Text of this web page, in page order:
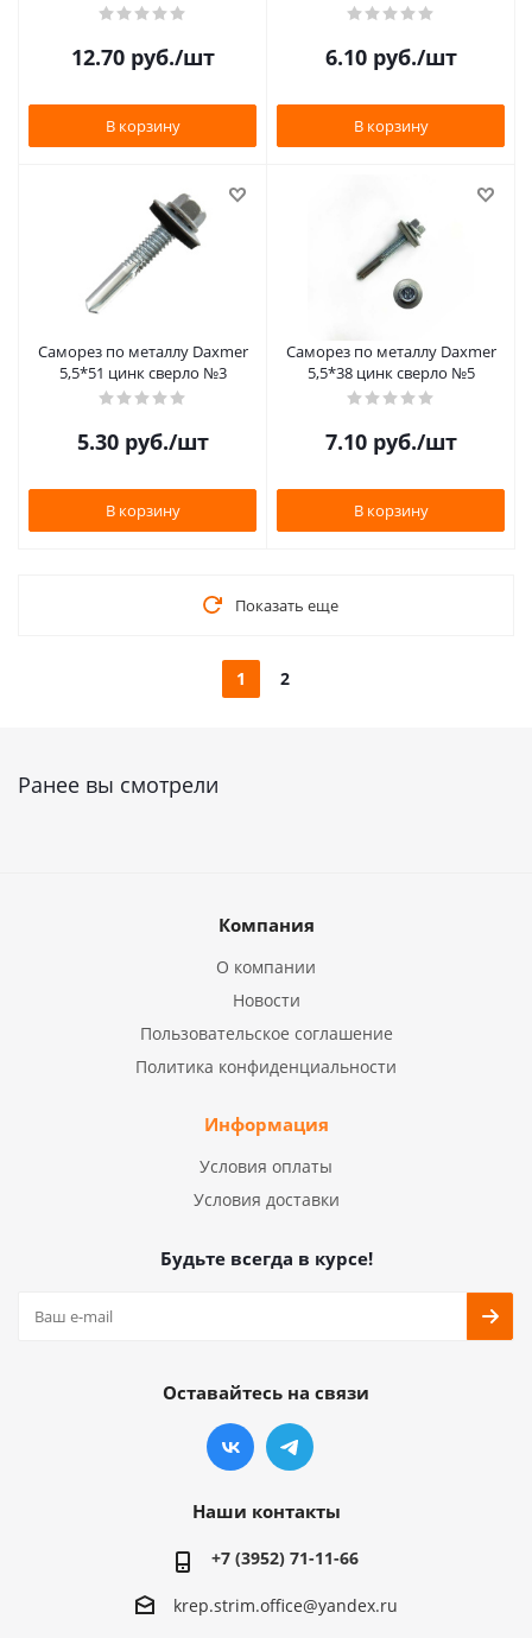
12.70руб./шт
В корзину
6.10руб./шт
В корзину
Саморез по металлу Daxmer
5,5*51 цинк сверло №3
5.30руб./шт
В корзину
Саморез по металлу Daxmer
5,5*38 цинк сверло №5
7.10руб./шт
В корзину
Показать еще
1 2
Ранее вы смотрели
Компания
О компании
Новости
Пользовательское соглашение
Политика конфиденциальности
Информация
Условия оплаты
Условия доставки
Будьте всегда в курсе!
Оставайтесь на связи
Наши контакты
+7 (3952) 71-11-66
krep.strim.office@yandex.ru